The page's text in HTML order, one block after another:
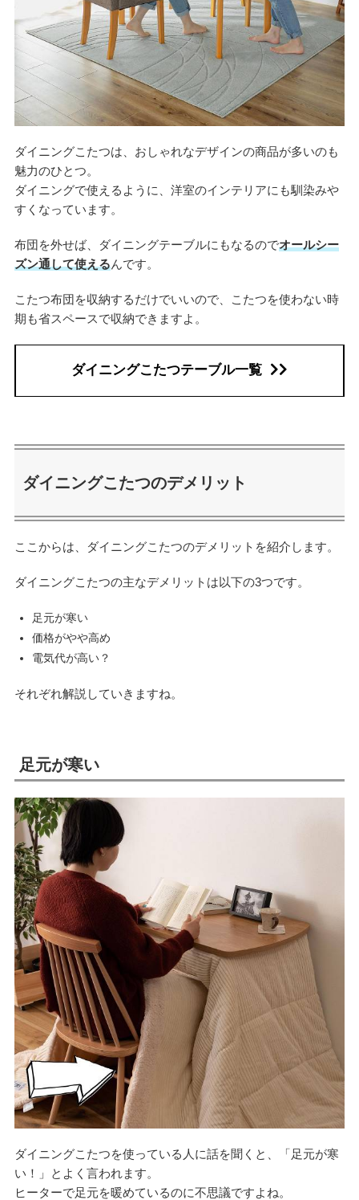
ダイニングこたつは、おしゃれなデザインの商品が多いのも
魅力のひとつ。
ダイニングで使えるように、洋室のインテリアにも馴染みや
すくなっています。
布団を外せば、ダイニングテーブルにもなるのでオールシー
ズン通して使えるんです。
こたつ布団を収納するだけでいいので、こたつを使わない時
期も省スペースで収納できますよ。
ダイニングこたつテーブル一覧
ダイニングこたつのデメリット
ここからは、ダイニングこたつのデメリットを紹介します。
ダイニングこたつの主なデメリットは以下の3つです。
足元が寒い
価格がやや高め
電気代が高い？
それぞれ解説していきますね。
足元が寒い
ダイニングこたつを使っている人に話を聞くと、「足元が寒
い！」とよく言われます。
ヒーターで足元を暖めているのに不思議ですよね。